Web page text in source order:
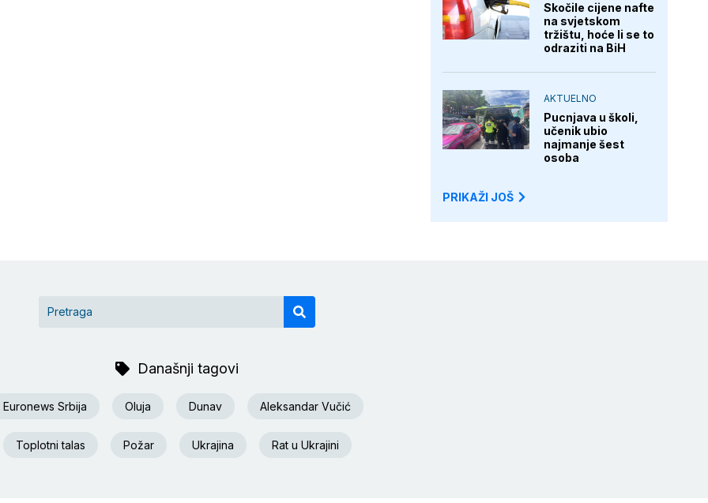
Skočile cijene nafte
na svjetskom
tržištu, hoće li se to
odraziti na BiH
AKTUELNO
Pucnjava u školi,
učenik ubio
najmanje šest
osoba
PRIKAŽI JOŠ
Današnji tagovi
Euronews Srbija Oluja Dunav Aleksandar Vučić
Toplotni talas Požar Ukrajina Rat u Ukrajini